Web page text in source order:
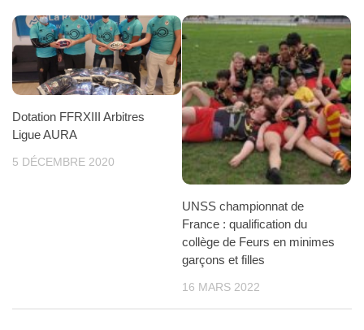
Dotation FFRXIII Arbitres
Ligue AURA
5 DÉCEMBRE 2020
UNSS championnat de
France : qualification du
collège de Feurs en minimes
garçons et filles
16 MARS 2022